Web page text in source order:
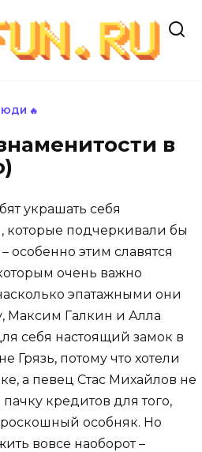
🔥
в
украшать себя
подчеркивали бы
особенно этим славятся
очень важно
эпатажными они
Максим Галкин и Алла
себя настоящий замок в
Грязь, потому что хотели
а певец Стас Михайлов не
кредитов для того,
роскошный особняк. Но
вовсе наоборот –